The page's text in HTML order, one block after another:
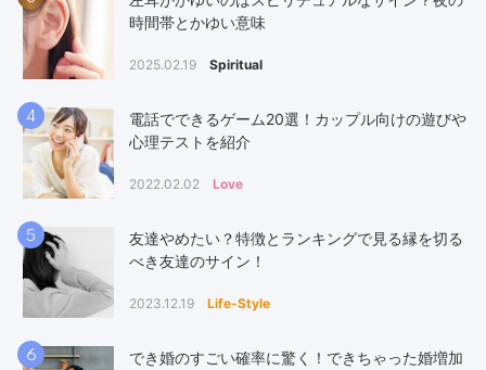
時間帯とかゆい意味
2025.02.19 Spiritual
4
電話でできるゲーム20選！カップル向けの遊びや
心理テストを紹介
2022.02.02 Love
5
友達やめたい？特徴とランキングで見る縁を切る
べき友達のサイン！
2023.12.19 Life-Style
6
でき婚のすごい確率に驚く！できちゃった婚増加